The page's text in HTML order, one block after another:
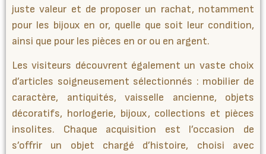
juste valeur et de proposer un rachat, notamment
pour les bijoux en or, quelle que soit leur condition,
ainsi que pour les pièces en or ou en argent.
Les visiteurs découvrent également un vaste choix
d’articles soigneusement sélectionnés : mobilier de
caractère, antiquités, vaisselle ancienne, objets
décoratifs, horlogerie, bijoux, collections et pièces
insolites. Chaque acquisition est l’occasion de
s’offrir un objet chargé d’histoire, choisi avec